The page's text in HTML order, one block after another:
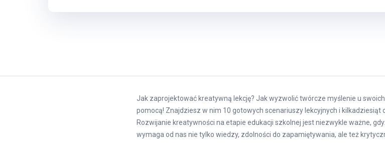
Jak zaprojektować kreatywną lekcję? Jak wyzwolić twórcze myślenie u
pomocą! Znajdziesz w nim 10 gotowych scenariuszy lekcyjnych i kilkadziesiąt
Rozwijanie kreatywności na etapie edukacji szkolnej jest niezwykle ważne,
wymaga od nas nie tylko wiedzy, zdolności do zapamiętywania, ale też